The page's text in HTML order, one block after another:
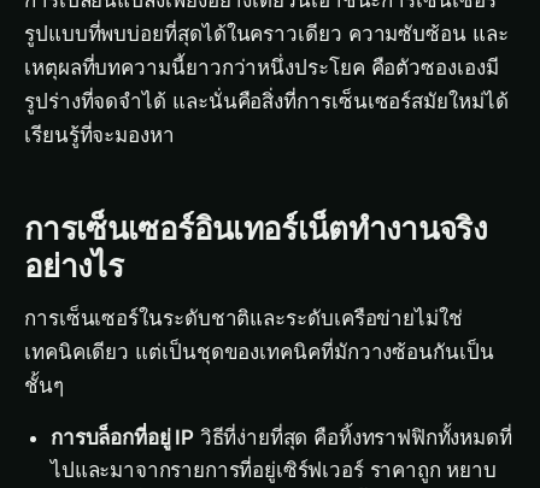
รูปแบบที่พบบ่อยที่สุดได้ในคราวเดียว ความซับซ้อน และ
เหตุผลที่บทความนี้ยาวกว่าหนึ่งประโยค คือตัวซองเองมี
รูปร่างที่จดจำได้ และนั่นคือสิ่งที่การเซ็นเซอร์สมัยใหม่ได้
เรียนรู้ที่จะมองหา
การเซ็นเซอร์อินเทอร์เน็ตทำงานจริง
อย่างไร
การเซ็นเซอร์ในระดับชาติและระดับเครือข่ายไม่ใช่
เทคนิคเดียว แต่เป็นชุดของเทคนิคที่มักวางซ้อนกันเป็น
ชั้นๆ
การบล็อกที่อยู่ IPวิธีที่ง่ายที่สุด คือทิ้งทราฟฟิกทั้งหมดที่
ไปและมาจากรายการที่อยู่เซิร์ฟเวอร์ ราคาถูก หยาบ